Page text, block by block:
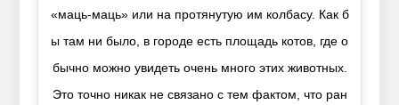
«маць-маць» или на протянутую им колбасу. Как б
ы там ни было, в городе есть площадь котов, где о
бычно можно увидеть очень много этих животных.
Это точно никак не связано с тем фактом, что ран